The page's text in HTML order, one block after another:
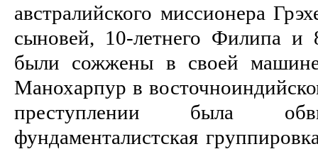
австралийского миссионера
сыновей, 10-летнего Филипа и
были сожжены в своей
Манохарпур в
преступлении была
фундаменталистская